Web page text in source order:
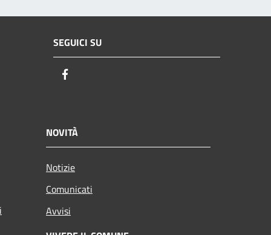
SEGUICI SU
NOVITÀ
Notizie
Comunicati
Avvisi